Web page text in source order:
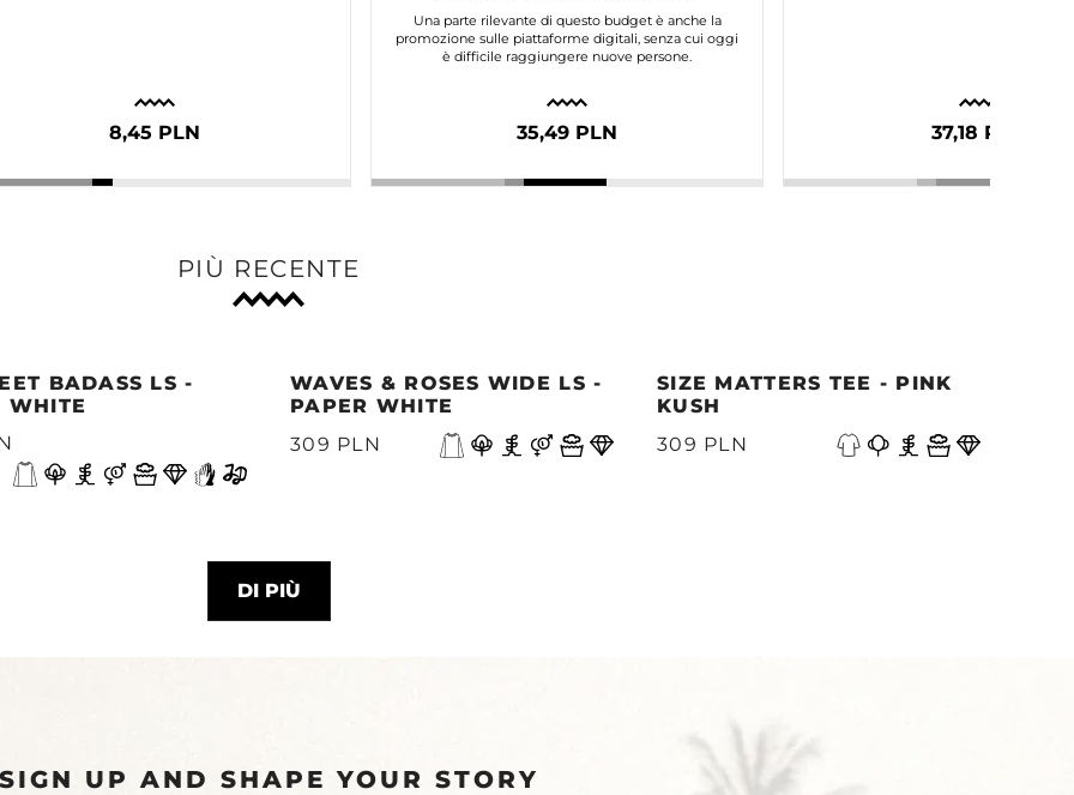
8,45 PLN
Una parte rilevante di questo budget è anche la
promozione sulle piattaforme digitali, senza cui oggi
è difficile raggiungere nuove persone.
35,49 PLN 37,18 PLN
PIÙ RECENTE
BADASS LS -
WHITE
WAVES & ROSES WIDE LS -
PAPER WHITE
309 PLN
SIZE MATTERS TEE - PINK
KUSH
309 PLN
DI PIÙ
SIGN UP AND SHAPE YOUR STORY